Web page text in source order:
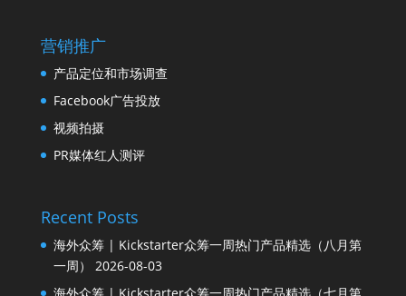
营销推广
产品定位和市场调查
Facebook广告投放
视频拍摄
PR媒体红人测评
Recent Posts
海外众筹 | Kickstarter众筹一周热门产品精选（八月第
一周）
2026-08-03